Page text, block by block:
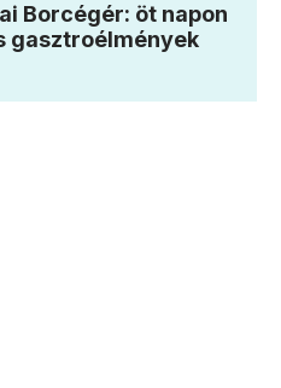
Borcégér: öt napon
gasztroélmények